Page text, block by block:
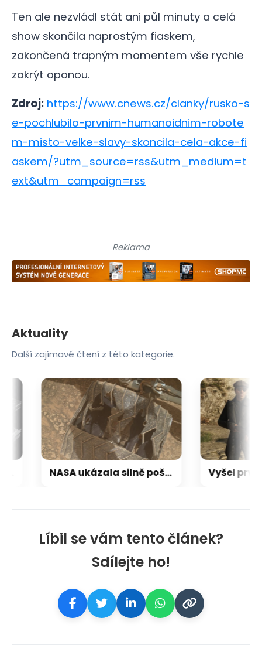
Ten ale nezvládl stát ani půl minuty a celá
show skončila naprostým fiaskem,
zakončená trapným momentem vše rychle
zakrýt oponou.
Zdroj: https://www.cnews.cz/clanky/rusko-s
e-pochlubilo-prvnim-humanoidnim-robote
m-misto-velke-slavy-skoncila-cela-akce-fi
askem/?utm_source=rss&utm_medium=t
ext&utm_campaign=rss
Líbil se vám tento článek?
Sdílejte ho!
Reklama
Aktuality
Další zajímavé čtení z této kategorie.
NASA ukázala silně poškozená kola roveru Curiosity. Přesto po 13 letech dál neúnavně zkoumá Mars